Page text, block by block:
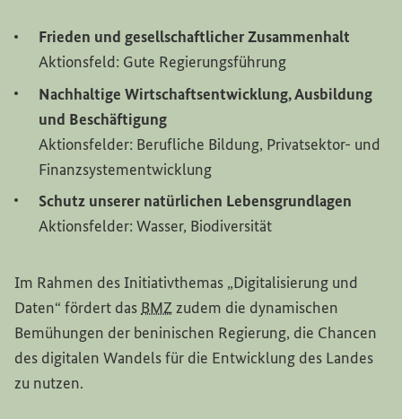
Frieden und gesellschaftlicher Zusammenhalt
Aktionsfeld: Gute Regierungsführung
Nachhaltige Wirtschaftsentwicklung, Ausbildung
und Beschäftigung
Aktionsfelder: Berufliche Bildung, Privatsektor- und
Finanzsystementwicklung
Schutz unserer natürlichen Lebensgrundlagen
Aktionsfelder: Wasser, Biodiversität
Im Rahmen des Initiativthemas „Digitalisierung und
Daten“ fördert das BMZzudem die dynamischen
Bemühungen der beninischen Regierung, die Chancen
des digitalen Wandels für die Entwicklung des Landes
zu nutzen.